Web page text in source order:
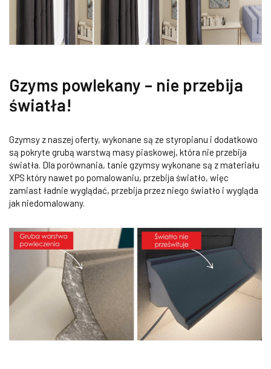
Gzyms powlekany – nie przebija
światła!
Gzymsy z naszej oferty, wykonane są ze styropianu i dodatkowo
są pokryte grubą warstwą masy piaskowej, która nie przebija
światła. Dla porównania, tanie gzymsy wykonane są z materiału
XPS który nawet po pomalowaniu, przebija światło, więc
zamiast ładnie wyglądać, przebija przez niego światło i wygląda
jak niedomalowany.